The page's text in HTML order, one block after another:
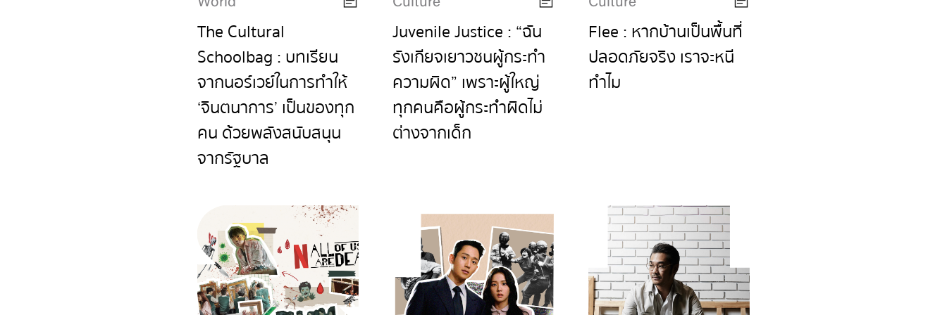
World
The Cultural
Schoolbag : บทเรียน
จากนอร์เวย์ในการทำให้
‘จินตนาการ’ เป็นของทุก
คน ด้วยพลังสนับสนุน
จากรัฐบาล
Culture
Juvenile Justice : “ฉัน
รังเกียจเยาวชนผู้กระทำ
ความผิด” เพราะผู้ใหญ่
ทุกคนคือผู้กระทำผิดไม่
ต่างจากเด็ก
Culture
Flee : หากบ้านเป็นพื้นที่
ปลอดภัยจริง เราจะหนี
ทำไม